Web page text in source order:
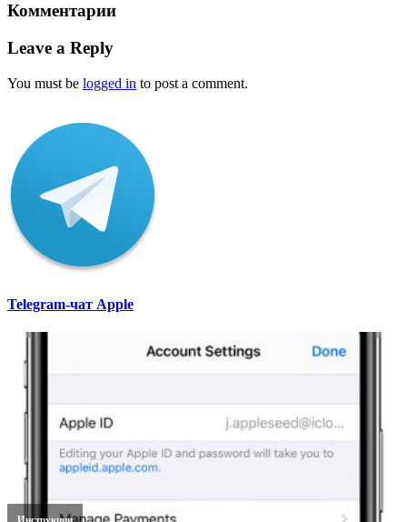
Комментарии
Leave a Reply
You must be logged in to post a comment.
Telegram-чат Apple
Инструкции